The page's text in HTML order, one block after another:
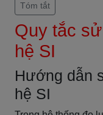
Tóm tắt
Quy tắc
hệ SI
Hướng dẫn
hệ SI